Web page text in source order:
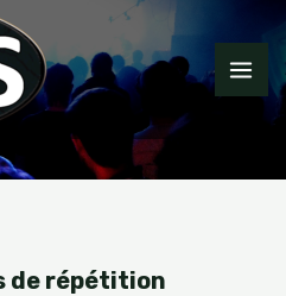
de répétition